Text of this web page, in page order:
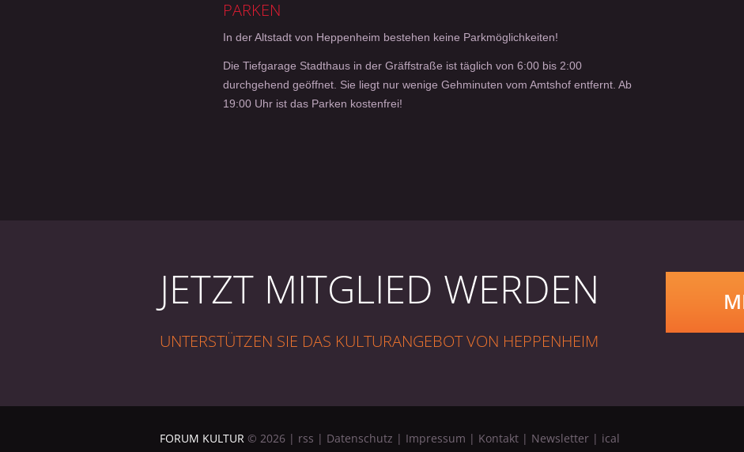
PARKEN
In der Altstadt von Heppenheim bestehen keine Parkmöglichkeiten!
Die Tiefgarage Stadthaus in der Gräffstraße ist täglich von 6:00 bis 2:00
durchgehend geöffnet. Sie liegt nur wenige Gehminuten vom Amtshof entfernt. Ab
19:00 Uhr ist das Parken kostenfrei!
JETZT MITGLIED WERDEN
UNTERSTÜTZEN SIE DAS KULTURANGEBOT VON HEPPENHEIM
FORUM KULTUR © 2026 | rss | Datenschutz | Impressum | Kontakt | Newsletter | ical